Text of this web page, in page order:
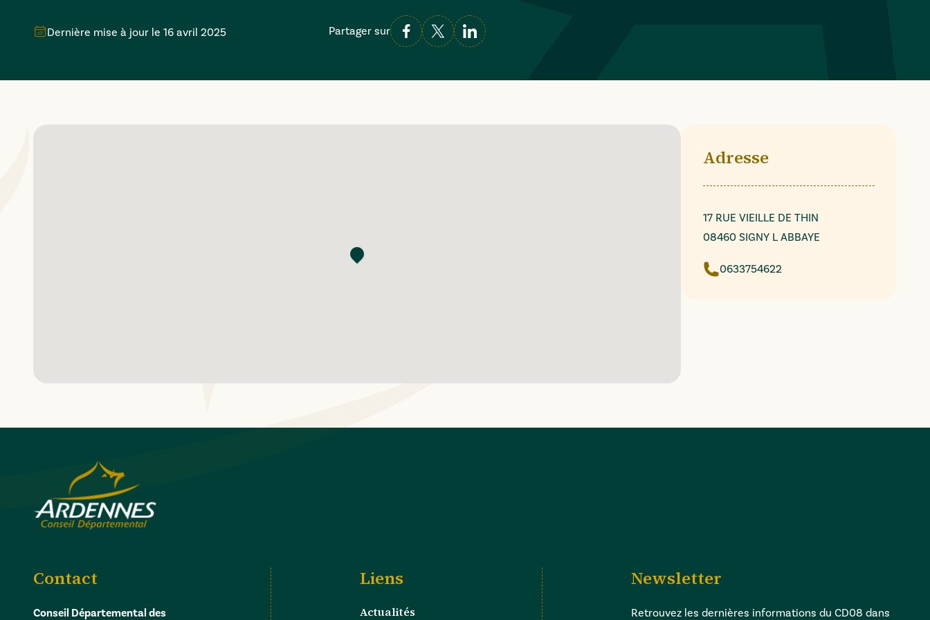
Dernière mise à jour le 16 avril 2025 Partager sur
Adresse
17 RUE VIEILLE DE THIN
08460 SIGNY L ABBAYE
0633754622
Contact
Conseil Départemental des
Liens
Actualités
Newsletter
Retrouvez les dernières informations du CD08 dans